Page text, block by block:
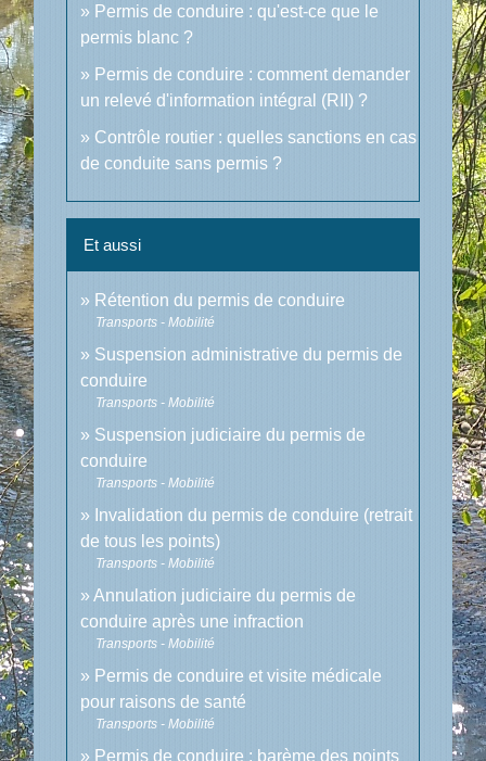
Permis de conduire : qu'est-ce que le
permis blanc ?
Permis de conduire : comment demander
un relevé d'information intégral (RII) ?
Contrôle routier : quelles sanctions en cas
de conduite sans permis ?
Et aussi
Rétention du permis de conduire
Transports - Mobilité
Suspension administrative du permis de
conduire
Transports - Mobilité
Suspension judiciaire du permis de
conduire
Transports - Mobilité
Invalidation du permis de conduire (retrait
de tous les points)
Transports - Mobilité
Annulation judiciaire du permis de
conduire après une infraction
Transports - Mobilité
Permis de conduire et visite médicale
pour raisons de santé
Transports - Mobilité
Permis de conduire : barème des points